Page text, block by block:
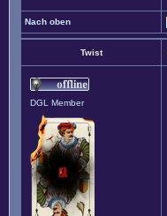
Nach oben
Twist
DGL Member